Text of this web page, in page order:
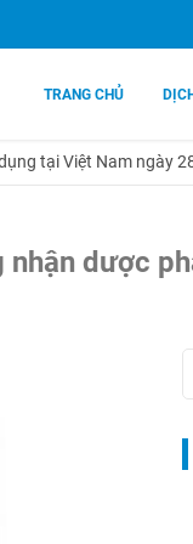
TRANG CHỦ
tại Việt Nam ngày
dược